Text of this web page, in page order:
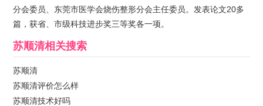
分会委员、东莞市医学会烧伤整形分会主任委员。发表论文20多
篇，获省、市级科技进步奖三等奖各一项。
苏顺清相关搜索
苏顺清
苏顺清评价怎么样
苏顺清技术好吗